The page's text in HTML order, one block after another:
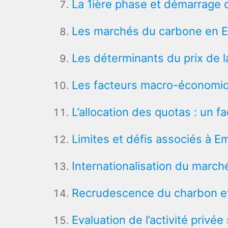
La 1ière phase et
Les marchés du carbone en
Les déterminants du prix de
Les facteurs macro-
L’allocation des quotas : un
Limites et défis associés à
Internationalisation du
Recrudescence du charbon
Evaluation de l’activité